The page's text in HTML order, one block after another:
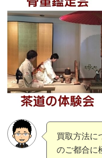
買取方法に
のご都合に